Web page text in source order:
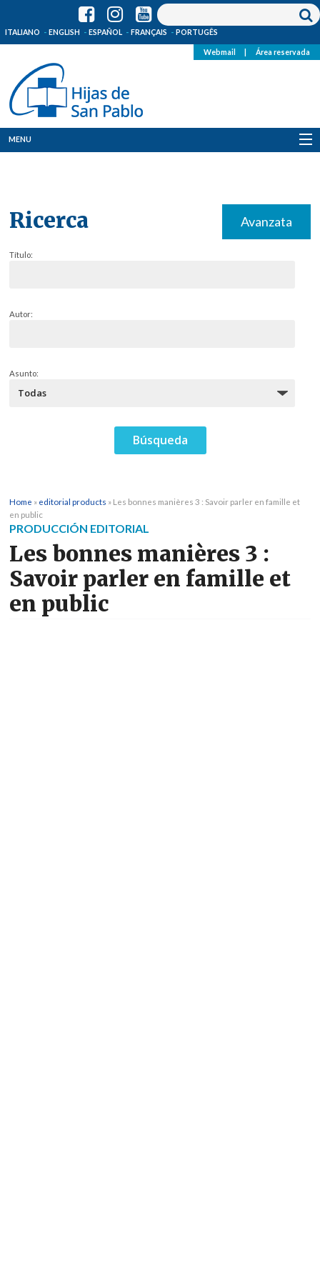
ITALIANO ENGLISH ESPAÑOL FRANÇAIS PORTUGÊS
Webmail Área reservada
MENU
Ricerca Avanzata
Título:
Autor:
Asunto:
Home » editorial products » Les bonnes manières 3 : Savoir parler en famille et
en public
PRODUCCIÓN EDITORIAL
Les bonnes manières 3 :
Savoir parler en famille et
en public